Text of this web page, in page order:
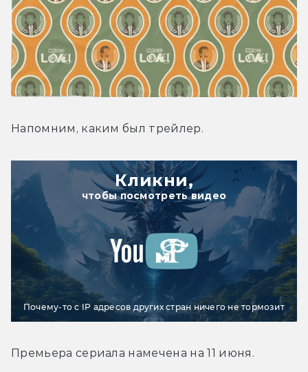
Напомним, каким был трейлер.
Кликни,
чтобы посмотреть видео
Почему-то с IP адресов других стран ничего не тормозит
Премьера сериала намечена на 11 июня.